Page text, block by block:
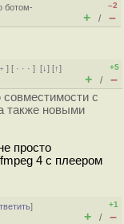
ботом-
–2
+ / –
] [ · · ·][↓] [↑]
+5
+ / –
с
также новыми
просто
4 с плеером
]
+1
+ / –